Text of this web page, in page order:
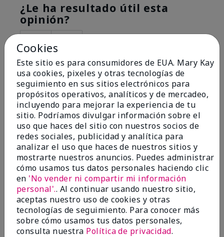
¿Le ha resultado útil esta
opinión?
Marcar esta opinión
5
Great fragrance.
EnviadoHace 8 meses
por Ray
de Canfield,Ohio
Comprador verificado
Evaluado en
marykay.com/en-us/
Comentarios sobre MK High Intensity® Sport
Cologne Spray
I have been using this and Domain for several years
Cookies
Este sitio es para consumidores de EUA. Mary Kay
usa cookies, pixeles y otras tecnologías de
seguimiento en sus sitios electrónicos para
propósitos operativos, analíticos y de mercadeo,
incluyendo para mejorar la experiencia de tu
sitio. Podríamos divulgar información sobre el
uso que haces del sitio con nuestros socios de
redes sociales, publicidad y analítica para
analizar el uso que haces de nuestros sitios y
mostrarte nuestros anuncios. Puedes administrar
cómo usamos tus datos personales haciendo clic
en 'No vender ni compartir mi información
personal'.. Al continuar usando nuestro sitio,
aceptas nuestro uso de cookies y otras
tecnologías de seguimiento. Para conocer más
sobre cómo usamos tus datos personales,
consulta nuestra Política de privacidad.